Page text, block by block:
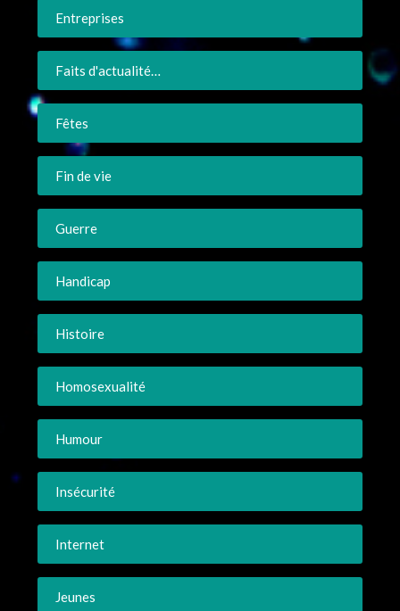
Entreprises
Faits d'actualité…
Fêtes
Fin de vie
Guerre
Handicap
Histoire
Homosexualité
Humour
Insécurité
Internet
Jeunes